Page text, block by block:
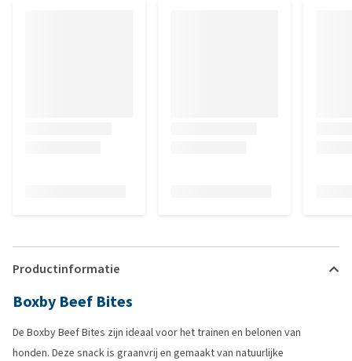
Productinformatie
Boxby Beef Bites
De Boxby Beef Bites zijn ideaal voor het trainen en belonen van
honden. Deze snack is graanvrij en gemaakt van natuurlijke